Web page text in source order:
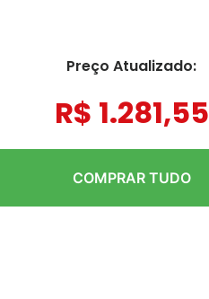
Preço Atualizado:
R$ 1.281,55
COMPRAR TUDO